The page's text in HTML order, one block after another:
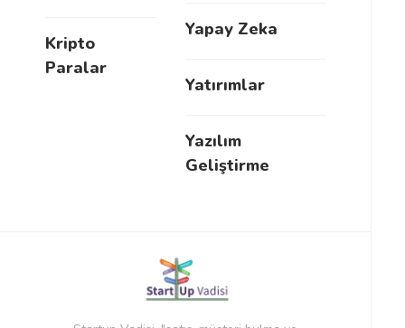
Kripto
Paralar
Yapay Zeka
Yatırımlar
Yazılım
Geliştirme